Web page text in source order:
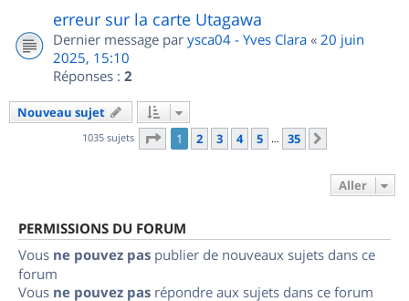
erreur sur la carte Utagawa
Dernier message par ysca04 - Yves Clara « 20 juin
2025, 15:10
Réponses : 2
Nouveau sujet
1035 sujets Page 1sur
1 2 3 4 5 … 35
Aller
PERMISSIONS DU FORUM
Vous ne pouvez pas publier de nouveaux sujets dans ce
forum
Vous ne pouvez pas répondre aux sujets dans ce forum